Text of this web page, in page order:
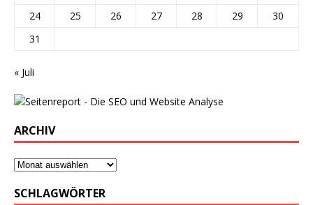
24
25 26 27 28 29
30
31
« Juli
ARCHIV
SCHLAGWÖRTER